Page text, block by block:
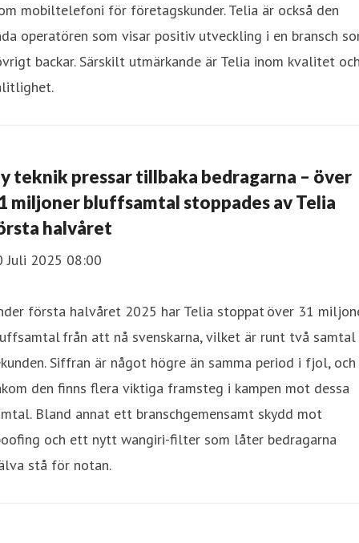
mobiltelefoni för företagskunder. Telia är också den
operatören som visar positiv utveckling i en bransch
backar. Särskilt utmärkande är Telia inom kvalitet
teknik pressar tillbaka bedragarna – över
miljoner bluffsamtal stoppades av Telia
halvåret
Juli 2025 08:00
första halvåret 2025 har Telia stoppat över 31
från att nå svenskarna, vilket är runt två samtal
Siffran är något högre än samma period i fjol, och
den finns flera viktiga framsteg i kampen mot dessa
Bland annat ett branschgemensamt skydd mot
och ett nytt wangiri-filter som låter bedragarna
stå för notan.